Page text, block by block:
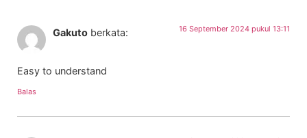
Gakuto berkata: 16 September 2024 pukul 13:11
Easy to understand
Balas